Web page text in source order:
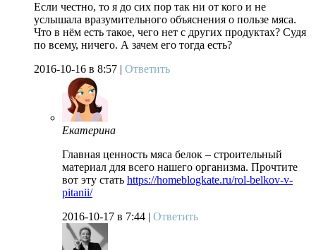
Если честно, то я до сих пор так ни от кого и не
услышала вразумительного объяснения о пользе мяса.
Что в нём есть такое, чего нет с других продуктах? Судя
по всему, ничего. А зачем его тогда есть?
2016-10-16 в 8:57 | Ответить
Екатерина
Главная ценность мяса белок – строительный
материал для всего нашего организма. Прочтите
вот эту стать https://homeblogkate.ru/rol-belkov-v-
pitanii/
2016-10-17 в 7:44 | Ответить